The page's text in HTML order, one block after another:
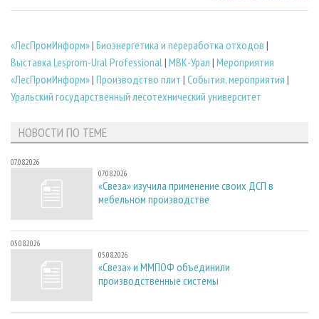
«ЛесПромИнформ»| Биoэнергетика и переработка отходов |
Выставка Lesprom-Ural Professional| МВК-Урал | Мероприятия
«ЛесПромИнформ»| Производство плит | События, мероприятия |
Уральский государственный лесотехнический университет
НОВОСТИ ПО ТЕМЕ
07.08.2026
07.08.2026
«Свеза» изучила применение своих ДСП в
мебельном производстве
05.08.2026
05.08.2026
«Свеза» и ММПОФ объединили
производственные системы